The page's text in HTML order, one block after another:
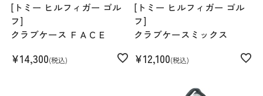
[トミー ヒルフィガー ゴル
フ]
クラブケース ＦＡＣＥ
¥14,300 税込
[トミー ヒルフィガー ゴル
フ]
クラブケースミックス
¥12,100 税込